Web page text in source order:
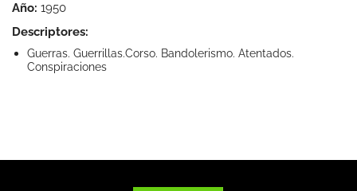
Año: 1950
Descriptores:
Guerras. Guerrillas.Corso. Bandolerismo. Atentados.
Conspiraciones